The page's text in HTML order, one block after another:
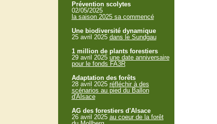
Prévention scolytes
02/05/2025
la saison 2025 sa commencé
Une biodiversité dynamique
25 avril 2025 dans le Sundgau
1 million de plants forestiers
29 avril 2025 une date anniversaire
pour le fonds FA3R
Adaptation des forêts
28 avril 2025 réfléchir à des
scénarios au pied du Ballon
d'Alsace
AG des forestiers d'Alsace
26 avril 2025 au coeur de la forêt